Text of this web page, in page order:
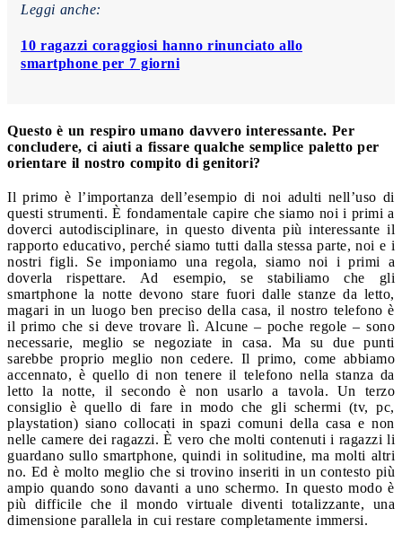
Leggi anche:
10 ragazzi coraggiosi hanno rinunciato allo
smartphone per 7 giorni
Questo è un respiro umano davvero interessante. Per
concludere, ci aiuti a fissare qualche semplice paletto per
orientare il nostro compito di genitori?
Il primo è l’importanza dell’esempio di noi adulti nell’uso di
questi strumenti. È fondamentale capire che siamo noi i primi a
doverci autodisciplinare, in questo diventa più interessante il
rapporto educativo, perché siamo tutti dalla stessa parte, noi e i
nostri figli. Se imponiamo una regola, siamo noi i primi a
doverla rispettare. Ad esempio, se stabiliamo che gli
smartphone la notte devono stare fuori dalle stanze da letto,
magari in un luogo ben preciso della casa, il nostro telefono è
il primo che si deve trovare lì. Alcune – poche regole – sono
necessarie, meglio se negoziate in casa. Ma su due punti
sarebbe proprio meglio non cedere. Il primo, come abbiamo
accennato, è quello di non tenere il telefono nella stanza da
letto la notte, il secondo è non usarlo a tavola. Un terzo
consiglio è quello di fare in modo che gli schermi (tv, pc,
playstation) siano collocati in spazi comuni della casa e non
nelle camere dei ragazzi. È vero che molti contenuti i ragazzi li
guardano sullo smartphone, quindi in solitudine, ma molti altri
no. Ed è molto meglio che si trovino inseriti in un contesto più
ampio quando sono davanti a uno schermo. In questo modo è
più difficile che il mondo virtuale diventi totalizzante, una
dimensione parallela in cui restare completamente immersi.